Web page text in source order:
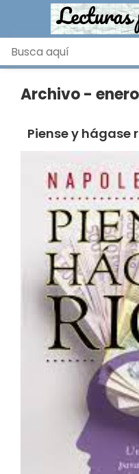
Archivo -
Piense y hágase